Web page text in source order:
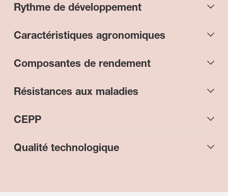
Rythme de développement
Caractéristiques agronomiques
Composantes de rendement
Résistances aux maladies
CEPP
Qualité technologique